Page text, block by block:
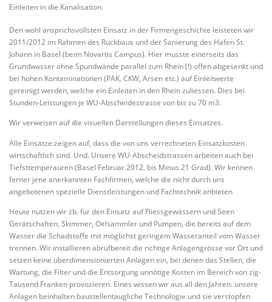
Einleiten in die Kanalisation.
Den wohl ansprichsvollsten Einsatz in der Firmengeschichte leisteten wir
2011/2012 im Rahmen des Rückbaus und der Sanierung des Hafen St.
Johann in Basel (beim Novartis Campus). Hier musste einerseits das
Grundwasser ohne Spundwände parallel zum Rhein (!) offen abgesenkt und
bei hohen Kontaminationen (PAK, CKW, Arsen etc.) auf Einleitwerte
gereinigt werden, welche ein Einleiten in den Rhein zuliessen. Dies bei
Stunden-Leistungen je WU-Abscheidestrasse von bis zu 70 m3.
Wir verweisen auf die visuellen Darstellungen dieses Einsatzes.
Alle Einsätze:zeigen auf, dass die von uns verrechneten Einsatzkosten
wirtschaftlich sind. Und. Unsere WU-Abscheidstrassen arbeiten auch bei
Tiefsttemperauren (Basel Februar 2012, bis Minus 21 Grad). Wir kennen
ferner jene anerkannten Fachfirmen, welche die nicht durch uns
angebotenen spezielle Dienstleistungen und Fachtechnik anbieten
Heute nutzen wir zb. für den Einsatz auf Fliessgewässern und Seen
Gerätschaften, Skimmer, Oelsammler und Pumpen, die bereits auf dem
Wasser die Schadstoffe mit möglichst geringem Wasseranteil vom Wasser
trennen. Wir installieren abrufbereit die richtige Anlagengrösse vor Ort und
setzen keine überdimensionierten Anlagen ein, bei denen das Stellen, die
Wartung, die Filter und die Entsorgung unnötige Kosten im Bereich von zig-
Tausend Franken provozieren. Eines wissen wir aus all den Jahren: unsere
Anlagen beinhalten baustellentaugliche Technologie und sie verstopfen